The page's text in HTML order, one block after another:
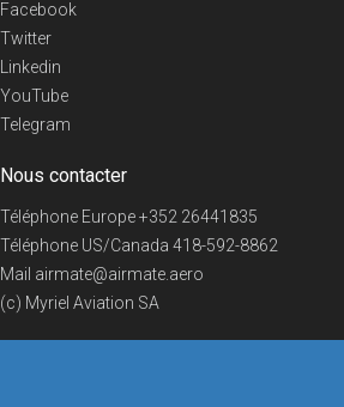
Facebook
Twitter
Linkedin
YouTube
Telegram
Nous contacter
Téléphone Europe+352 26441835
Téléphone US/Canada 418-592-8862
Mail airmate@airmate.aero
(c) Myriel Aviation SA